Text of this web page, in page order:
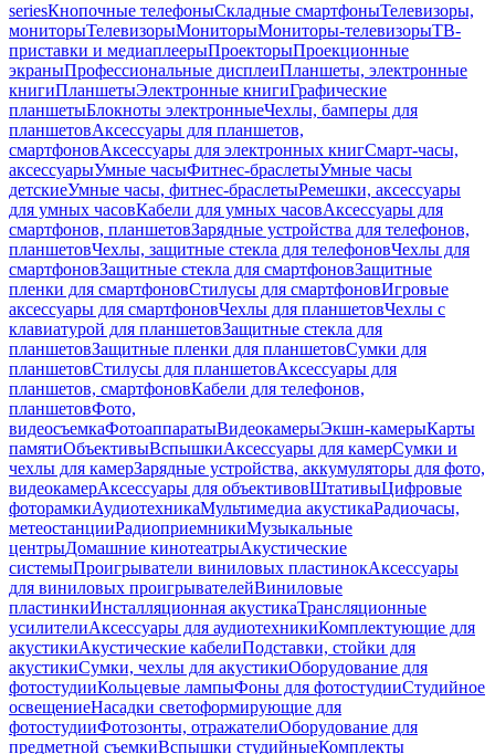
seriesКнопочные телефоныСкладные смартфоныТелевизоры,
мониторыТелевизорыМониторыМониторы-телевизорыТВ-
приставки и медиаплеерыПроекторыПроекционные
экраныПрофессиональные дисплеиПланшеты, электронные
книгиПланшетыЭлектронные книгиГрафические
планшетыБлокноты электронныеЧехлы, бамперы для
планшетовАксессуары для планшетов,
смартфоновАксессуары для электронных книгСмарт-часы,
аксессуарыУмные часыФитнес-браслетыУмные часы
детскиеУмные часы, фитнес-браслетыРемешки, аксессуары
для умных часовКабели для умных часовАксессуары для
смартфонов, планшетовЗарядные устройства для телефонов,
планшетовЧехлы, защитные стекла для телефоновЧехлы для
смартфоновЗащитные стекла для смартфоновЗащитные
пленки для смартфоновСтилусы для смартфоновИгровые
аксессуары для смартфоновЧехлы для планшетовЧехлы с
клавиатурой для планшетовЗащитные стекла для
планшетовЗащитные пленки для планшетовСумки для
планшетовСтилусы для планшетовАксессуары для
планшетов, смартфоновКабели для телефонов,
планшетовФото,
видеосъемкаФотоаппаратыВидеокамерыЭкшн-камерыКарты
памятиОбъективыВспышкиАксессуары для камерСумки и
чехлы для камерЗарядные устройства, аккумуляторы для фото,
видеокамерАксессуары для объективовШтативыЦифровые
фоторамкиАудиотехникаМультимедиа акустикаРадиочасы,
метеостанцииРадиоприемникиМузыкальные
центрыДомашние кинотеатрыАкустические
системыПроигрыватели виниловых пластинокАксессуары
для виниловых проигрывателейВиниловые
пластинкиИнсталляционная акустикаТрансляционные
усилителиАксессуары для аудиотехникиКомплектующие для
акустикиАкустические кабелиПодставки, стойки для
акустикиСумки, чехлы для акустикиОборудование для
фотостудииКольцевые лампыФоны для фотостудииСтудийное
освещениеНасадки светоформирующие для
фотостудииФотозонты, отражателиОборудование для
предметной съемкиВспышки студийныеКомплекты